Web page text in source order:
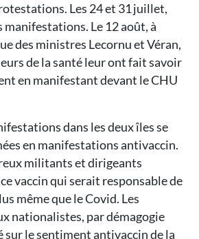
Les 24 et 31 juillet,
manifestations. Le 12 août, à
des ministres Lecornu et Véran,
de la santé leur ont fait savoir
en manifestant devant le CHU
dans les deux îles se
en manifestations antivaccin.
militants et dirigeants
vaccin qui serait responsable de
même que le Covid. Les
nationalistes, par démagogie
le sentiment antivaccin de la